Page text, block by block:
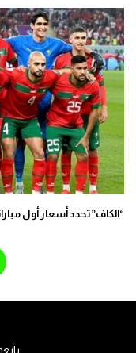
“الكاف” تحدد أسعار أول